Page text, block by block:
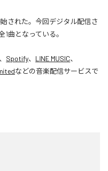
された。今回デジタル配信さ
1曲となっている。
、 Spotify、 LINE MUSIC、
などの音楽配信サービスで